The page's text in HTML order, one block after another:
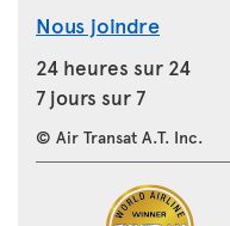
Nous joindre
24 heures sur 24
7 jours sur 7
© Air Transat A.T. Inc.